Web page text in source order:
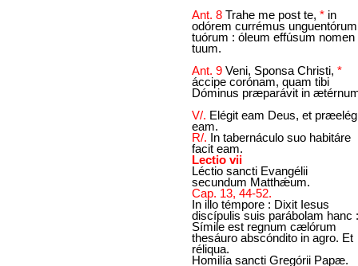
Ant. 8 Trahe me post te, * in
odórem currémus unguentórum
tuórum : óleum effúsum nomen
tuum.
Ant. 9 Veni, Sponsa Christi, *
áccipe corónam, quam tibi
Dóminus præparávit in
V/. Elégit eam Deus, et
eam.
R/. In tabernáculo suo habitáre
facit eam.
Lectio vii
Léctio sancti Evangélii
secundum Matthǽum.
Cap. 13, 44-52.
In illo témpore : Dixit Iesus
discípulis suis parábolam hanc :
Símile est regnum cælórum
thesáuro abscóndito in agro. Et
réliqua.
Homilía sancti Gregórii Papæ.